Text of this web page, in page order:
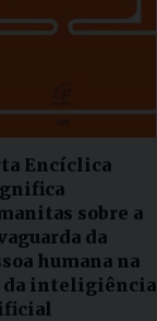
Encíclica
sobre a
da
humana na
da inteligiência